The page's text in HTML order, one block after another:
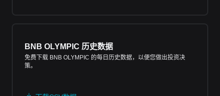
BNB OLYMPIC 历史数据
免费下载 BNB OLYMPIC 的每日历史数据，以便您做出投资决
策。